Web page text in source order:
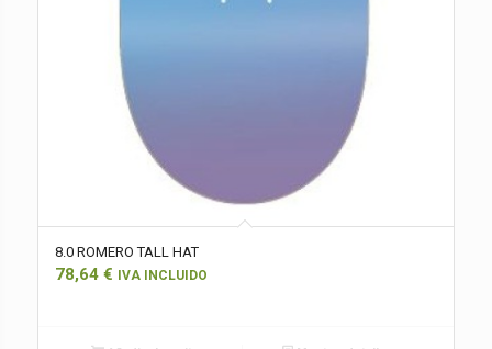
8.0 ROMERO TALL HAT
78,64 € IVA INCLUIDO